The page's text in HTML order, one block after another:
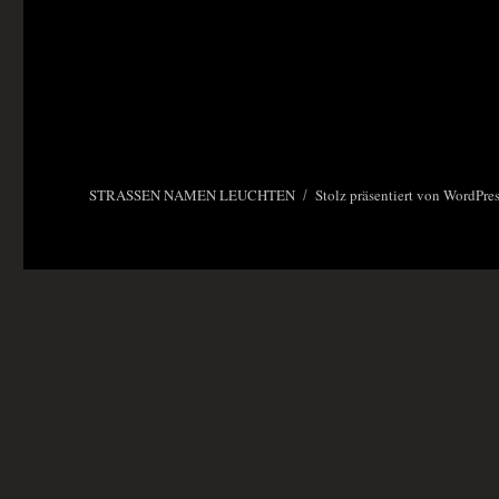
STRASSEN NAMEN LEUCHTEN Stolz präsentiert von